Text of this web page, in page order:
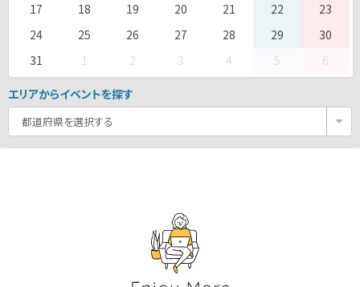
17
18 19 20 21 22
23
24
25 26 27 28 29
30
31
1 2 3 4 5 6
エリアからイベントを探す